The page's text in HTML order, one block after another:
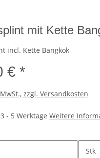
mit Kette
incl. Kette Bangkok
€ *
zzgl. Versandkosten
3 - 5 Werktage Weitere
Stk